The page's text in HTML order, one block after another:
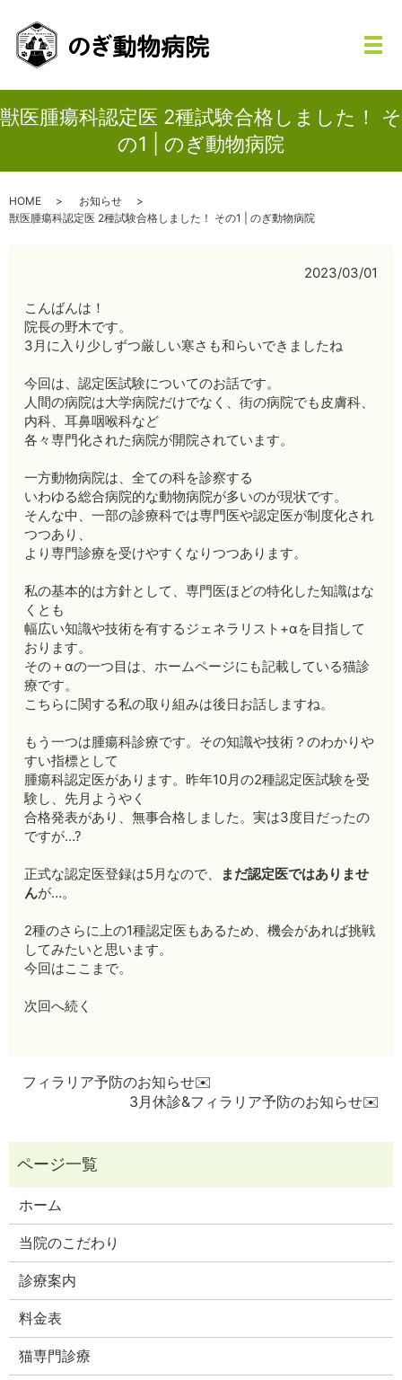
メ
獣医腫瘍科認定医 2種試験合格しました！ そ
の1 | のぎ動物病院
HOME
お知らせ
獣医腫瘍科認定医 2種試験合格しました！ その1 | のぎ動物病院
2023/03/01
こんばんは！
院長の野木です。
3月に入り少しずつ厳しい寒さも和らいできましたね
今回は、認定医試験についてのお話です。
人間の病院は大学病院だけでなく、街の病院でも皮膚科、
内科、耳鼻咽喉科など
各々専門化された病院が開院されています。
一方動物病院は、全ての科を診察する
いわゆる総合病院的な動物病院が多いのが現状です。
そんな中、一部の診療科では専門医や認定医が制度化され
つつあり、
より専門診療を受けやすくなりつつあります。
私の基本的は方針として、専門医ほどの特化した知識はな
くとも
幅広い知識や技術を有するジェネラリスト+αを目指して
おります。
その＋αの一つ目は、ホームページにも記載している猫診
療です。
こちらに関する私の取り組みは後日お話しますね。
もう一つは腫瘍科診療です。その知識や技術？のわかりや
すい指標として
腫瘍科認定医があります。昨年10月の2種認定医試験を受
験し、先月ようやく
合格発表があり、無事合格しました。実は3度目だったの
ですが…?
正式な認定医登録は5月なので、
まだ認定医ではありませ
んが…。
2種のさらに上の1種認定医もあるため、機会があれば挑戦
してみたいと思います。
今回はここまで。
次回へ続く
フィラリア予防のお知らせ✉️
3月休診&フィラリア予防のお知らせ✉️
ホーム
当院のこだわり
診療案内
料金表
猫専門診療